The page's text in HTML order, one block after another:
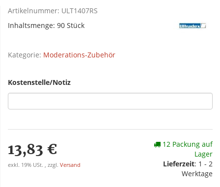
Artikelnummer: ULT1407RS
Inhaltsmenge: 90 Stück
Kategorie: Moderations-Zubehör
Kostenstelle/Notiz
13,83 €
exkl. 19% USt. , zzgl. Versand
12 Packung auf
Lager
Lieferzeit: 1 - 2
Werktage